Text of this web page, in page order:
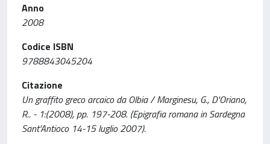
Anno
2008
Codice ISBN
9788843045204
Citazione
Un graffito greco arcaico da Olbia / Marginesu, G., D'Oriano,
R.. - 1:(2008), pp. 197-208. (Epigrafia romana in Sardegna
Sant'Antioco 14-15 luglio 2007).